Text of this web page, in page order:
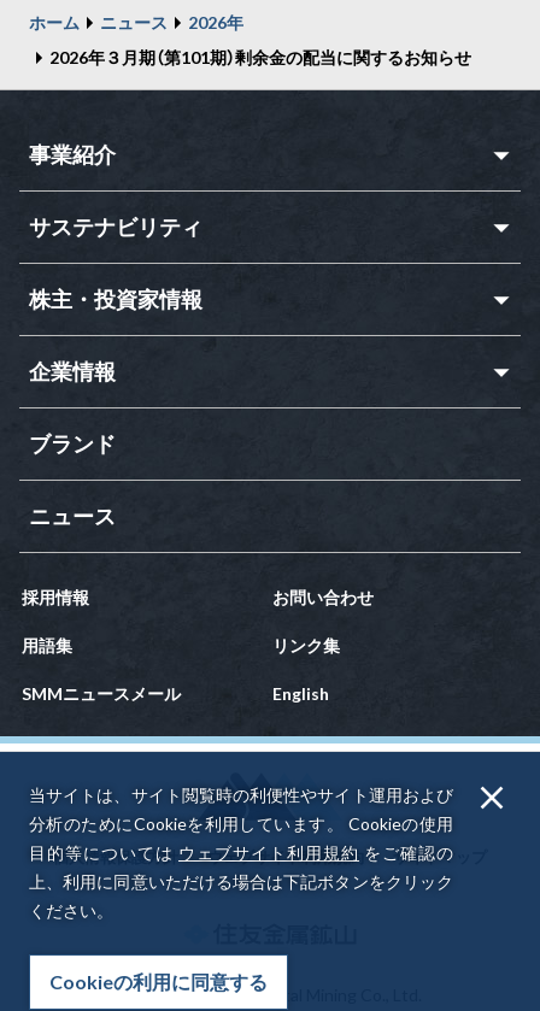
ホーム ニュース
2026年
2026年３月期（第101期）剰余金の配当に関するお知らせ
事業紹介
サステナビリティ
株主・投資家情報
企業情報
ブランド
ニュース
採用情報 お問い合わせ
用語集 リンク集
SMMニュースメール English
個人情報保護方針 ウェブサイト利用規約 サイトマップ
© 2022 Sumitomo Metal Mining Co., Ltd.
当サイトは、サイト閲覧時の利便性やサイト運用および
分析のためにCookieを利用しています。
Cookieの使用
目的等については ウェブサイト利用規約 をご確認の
上、利用に同意いただける場合は下記ボタンをクリック
ください。
Cookieの利用に同意する